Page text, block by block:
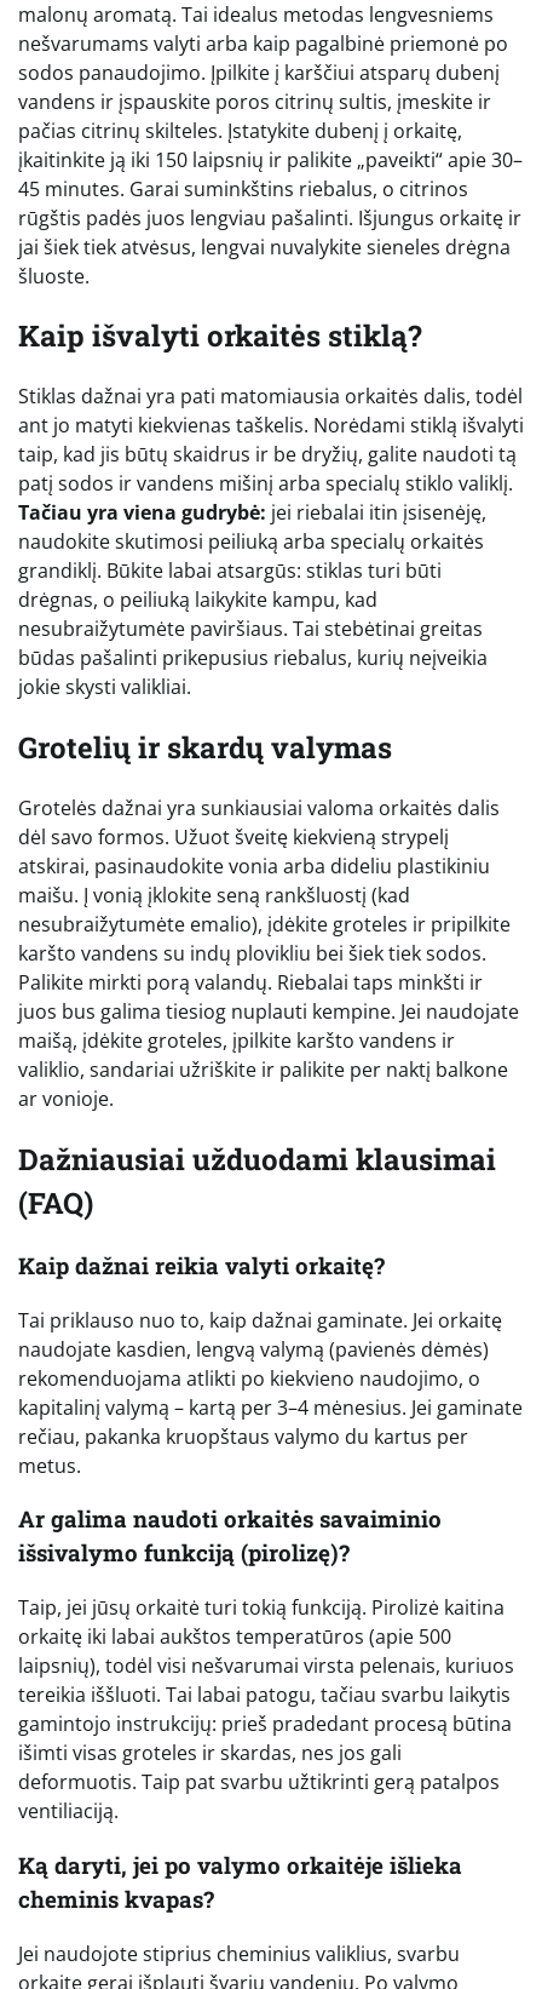
malonų aromatą. Tai idealus metodas lengvesniems
nešvarumams valyti arba kaip pagalbinė priemonė po
sodos panaudojimo. Įpilkite į karščiui atsparų dubenį
vandens ir įspauskite poros citrinų sultis, įmeskite ir
pačias citrinų skilteles. Įstatykite dubenį į orkaitę,
įkaitinkite ją iki 150 laipsnių ir palikite „paveikti“ apie 30–
45 minutes. Garai suminkštins riebalus, o citrinos
rūgštis padės juos lengviau pašalinti. Išjungus orkaitę ir
jai šiek tiek atvėsus, lengvai nuvalykite sieneles drėgna
šluoste.
Kaip išvalyti orkaitės stiklą?
Stiklas dažnai yra pati matomiausia orkaitės dalis, todėl
ant jo matyti kiekvienas taškelis. Norėdami stiklą išvalyti
taip, kad jis būtų skaidrus ir be dryžių, galite naudoti tą
patį sodos ir vandens mišinį arba specialų stiklo valiklį.
Tačiau yra viena gudrybė: jei riebalai itin įsisenėję,
naudokite skutimosi peiliuką arba specialų orkaitės
grandiklį. Būkite labai atsargūs: stiklas turi būti
drėgnas, o peiliuką laikykite kampu, kad
nesubraižytumėte paviršiaus. Tai stebėtinai greitas
būdas pašalinti prikepusius riebalus, kurių neįveikia
jokie skysti valikliai.
Grotelių ir skardų valymas
Grotelės dažnai yra sunkiausiai valoma orkaitės dalis
dėl savo formos. Užuot šveitę kiekvieną strypelį
atskirai, pasinaudokite vonia arba dideliu plastikiniu
maišu. Į vonią įklokite seną rankšluostį (kad
nesubraižytumėte emalio), įdėkite groteles ir pripilkite
karšto vandens su indų plovikliu bei šiek tiek sodos.
Palikite mirkti porą valandų. Riebalai taps minkšti ir
juos bus galima tiesiog nuplauti kempine. Jei naudojate
maišą, įdėkite groteles, įpilkite karšto vandens ir
valiklio, sandariai užriškite ir palikite per naktį balkone
ar vonioje.
Dažniausiai užduodami klausimai
(FAQ)
Kaip dažnai reikia valyti orkaitę?
Tai priklauso nuo to, kaip dažnai gaminate. Jei orkaitę
naudojate kasdien, lengvą valymą (pavienės dėmės)
rekomenduojama atlikti po kiekvieno naudojimo, o
kapitalinį valymą – kartą per 3–4 mėnesius. Jei gaminate
rečiau, pakanka kruopštaus valymo du kartus per
metus.
Ar galima naudoti orkaitės savaiminio
išsivalymo funkciją (pirolizę)?
Taip, jei jūsų orkaitė turi tokią funkciją. Pirolizė kaitina
orkaitę iki labai aukštos temperatūros (apie 500
laipsnių), todėl visi nešvarumai virsta pelenais, kuriuos
tereikia iššluoti. Tai labai patogu, tačiau svarbu laikytis
gamintojo instrukcijų: prieš pradedant procesą būtina
išimti visas groteles ir skardas, nes jos gali
deformuotis. Taip pat svarbu užtikrinti gerą patalpos
ventiliaciją.
Ką daryti, jei po valymo orkaitėje išlieka
cheminis kvapas?
Jei naudojote stiprius cheminius valiklius, svarbu
orkaitę gerai išplauti švariu vandeniu. Po valymo